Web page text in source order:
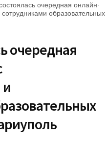
очередная онлайн-
образовательных
очередная